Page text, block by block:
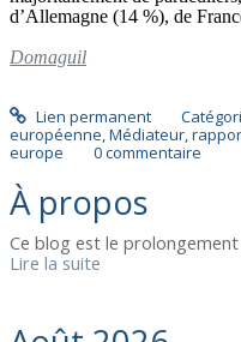
d’Allemagne (14 %), de
Domaguil
Lien permanent
européenne,Médiateur,
europe
0commentaire
À propos
Ce blog est le
Lire la suite